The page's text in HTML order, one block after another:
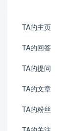
TA的主页
TA的回答
TA的提问
TA的文章
TA的粉丝